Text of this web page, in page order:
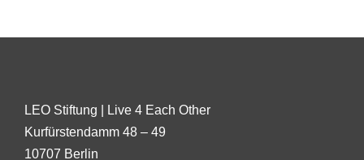
LEO Stiftung | Live 4 Each Other
Kurfürstendamm 48 – 49
10707 Berlin